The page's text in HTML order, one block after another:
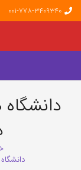
001-778-3409340